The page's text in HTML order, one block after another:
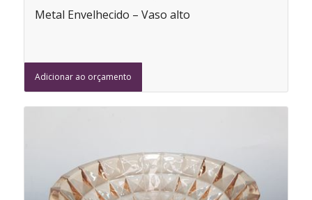
Metal Envelhecido – Vaso alto
Adicionar ao orçamento